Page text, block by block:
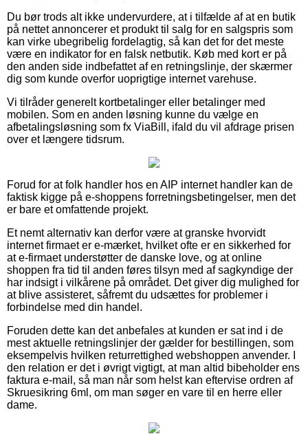
Du bør trods alt ikke undervurdere, at i tilfælde af at en butik
på nettet annoncerer et produkt til salg for en salgspris som
kan virke ubegribelig fordelagtig, så kan det for det meste
være en indikator for en falsk netbutik. Køb med kort er på
den anden side indbefattet af en retningslinje, der skærmer
dig som kunde overfor uoprigtige internet varehuse.
Vi tilråder generelt kortbetalinger eller betalinger med
mobilen. Som en anden løsning kunne du vælge en
afbetalingsløsning som fx ViaBill, ifald du vil afdrage prisen
over et længere tidsrum.
Forud for at folk handler hos en AIP internet handler kan de
faktisk kigge på e-shoppens forretningsbetingelser, men det
er bare et omfattende projekt.
Et nemt alternativ kan derfor være at granske hvorvidt
internet firmaet er e-mærket, hvilket ofte er en sikkerhed for
at e-firmaet understøtter de danske love, og at online
shoppen fra tid til anden føres tilsyn med af sagkyndige der
har indsigt i vilkårene på området. Det giver dig mulighed for
at blive assisteret, såfremt du udsættes for problemer i
forbindelse med din handel.
Foruden dette kan det anbefales at kunden er sat ind i de
mest aktuelle retningslinjer der gælder for bestillingen, som
eksempelvis hvilken returrettighed webshoppen anvender. I
den relation er det i øvrigt vigtigt, at man altid bibeholder ens
faktura e-mail, så man når som helst kan eftervise ordren af
Skruesikring 6ml, om man søger en vare til en herre eller
dame.